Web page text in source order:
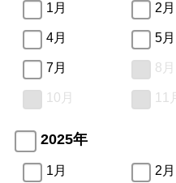
1月 2月
4月 5月
7月 8月
10月 11
2025年
1月 2月